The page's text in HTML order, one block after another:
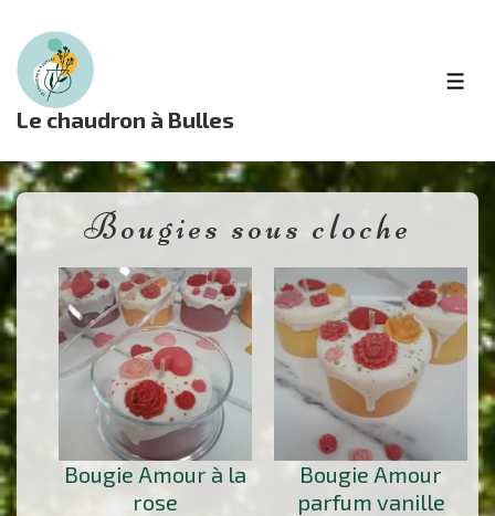
passer
contenu
Le chaudron à Bulles
Bougies sous cloche
Bougie Amour à la
rose
Bougie Amour
parfum vanille